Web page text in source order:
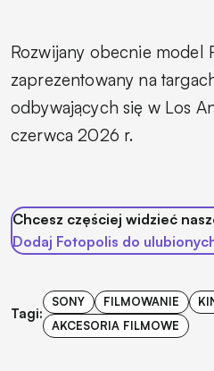
Rozwijany obecnie model
zaprezentowany na
odbywających się w Los
czerwca 2026 r.
Chcesz częściej widzieć
Dodaj Fotopolis do
Tagi:
SONY FILMOWANIE
AKCESORIA FILMOWE